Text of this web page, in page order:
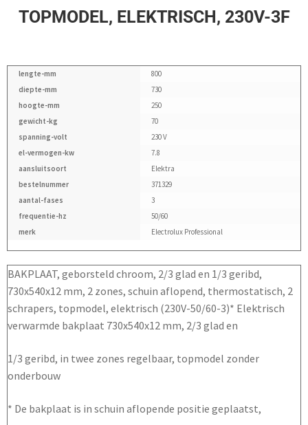
TOPMODEL, ELEKTRISCH, 230V-3F
lengte-mm
800
diepte-mm
730
hoogte-mm
250
gewicht-kg
70
spanning-volt
230 V
el-vermogen-kw
7.8
aansluitsoort
Elektra
bestelnummer
371329
aantal-fases
3
frequentie-hz
50/60
merk
Electrolux Professional
BAKPLAAT, geborsteld chroom, 2/3 glad en 1/3 geribd,
730x540x12 mm, 2 zones, schuin aflopend, thermostatisch, 2
schrapers, topmodel, elektrisch (230V-50/60-3)* Elektrisch
verwarmde bakplaat 730x540x12 mm, 2/3 glad en
1/3 geribd, in twee zones regelbaar, topmodel zonder
onderbouw
* De bakplaat is in schuin aflopende positie geplaatst,